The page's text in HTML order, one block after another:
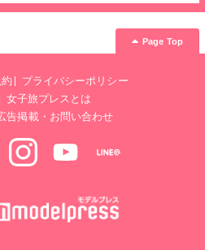
Page Top
プライバシーポリシー
女子旅プレスとは
告掲載・お問い合わせ